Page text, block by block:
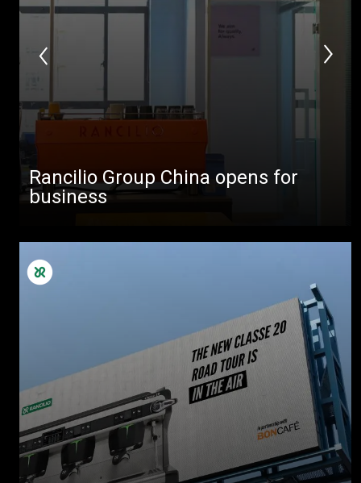
Rancilio Group China opens for
business
Todos
Productos
Noticias
Descargar